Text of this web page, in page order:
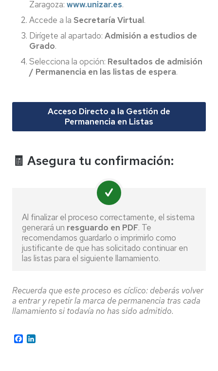
Zaragoza: www.unizar.es.
Accede a la Secretaría Virtual.
Dirígete al apartado: Admisión a estudios de
Grado.
Selecciona la opción: Resultados de admisión
/ Permanencia en las listas de espera.
Acceso Directo a la Gestión de
Permanencia en Listas
🧾 Asegura tu confirmación:
Al finalizar el proceso correctamente, el sistema
generará un resguardo en PDF. Te
recomendamos guardarlo o imprimirlo como
justificante de que has solicitado continuar en
las listas para el siguiente llamamiento.
Recuerda que este proceso es cíclico: deberás volver
a entrar y repetir la marca de permanencia tras cada
llamamiento si todavía no has sido admitido.
Facebook